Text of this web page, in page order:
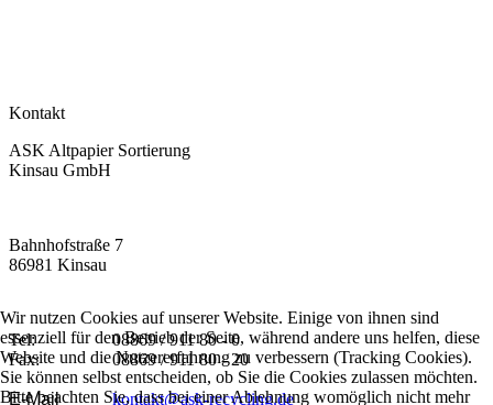
Kontakt
ASK Altpapier Sortierung
Kinsau GmbH
Bahnhofstraße 7
86981 Kinsau
Tel:
08869 / 911 80 - 0
Fax:
08869 / 911 80 - 20
E-Mail kontakt@ask-recycling.de
Wir nutzen Cookies auf unserer Website. Einige von ihnen sind
essenziell für den Betrieb der Seite, während andere uns helfen, diese
Website und die Nutzererfahrung zu verbessern (Tracking Cookies).
Sie können selbst entscheiden, ob Sie die Cookies zulassen möchten.
Bitte beachten Sie, dass bei einer Ablehnung womöglich nicht mehr